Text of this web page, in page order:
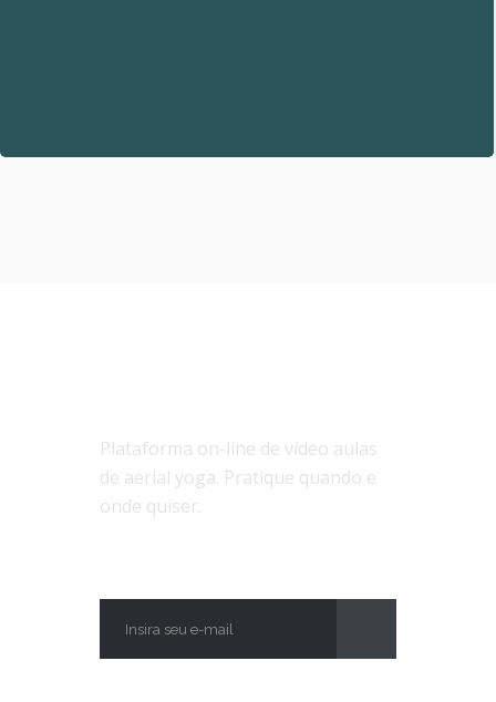
Plataforma on-line de vídeo aulas
de aerial yoga. Pratique quando e
onde quiser.